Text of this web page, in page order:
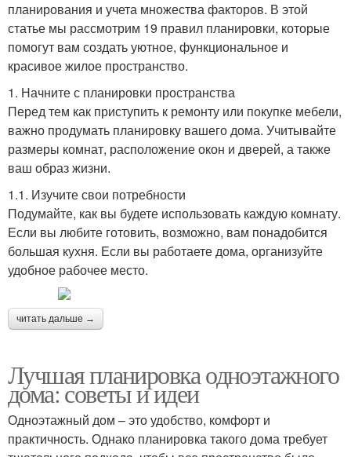
планирования и учета множества факторов. В этой
статье мы рассмотрим 19 правил планировки, которые
помогут вам создать уютное, функциональное и
красивое жилое пространство.
1. Начните с планировки пространства
Перед тем как приступить к ремонту или покупке мебели,
важно продумать планировку вашего дома. Учитывайте
размеры комнат, расположение окон и дверей, а также
ваш образ жизни.
1.1. Изучите свои потребности
Подумайте, как вы будете использовать каждую комнату.
Если вы любите готовить, возможно, вам понадобится
большая кухня. Если вы работаете дома, организуйте
удобное рабочее место.
читать дальше →
Лучшая планировка одноэтажного
дома: советы и идеи
Одноэтажный дом – это удобство, комфорт и
практичность. Однако планировка такого дома требует